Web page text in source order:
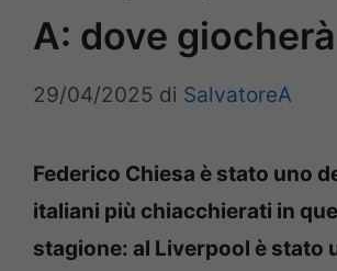
A: dove giocherà
29/04/2025 di SalvatoreA
Federico Chiesa è stato uno
italiani più chiacchierati in
stagione: al Liverpool è stato